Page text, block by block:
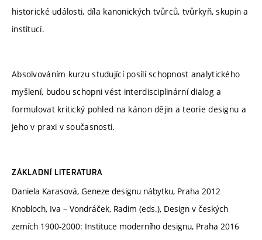
historické události, díla kanonických tvůrců, tvůrkyň, skupin a
institucí.
Absolvováním kurzu studující posílí schopnost analytického
myšlení, budou schopni vést interdisciplinární dialog a
formulovat kritický pohled na kánon dějin a teorie designu a
jeho v praxi v současnosti.
ZÁKLADNÍ LITERATURA
Daniela Karasová, Geneze designu nábytku, Praha 2012
Knobloch, Iva – Vondráček, Radim (eds.), Design v českých
zemích 1900-2000: Instituce moderního designu, Praha 2016